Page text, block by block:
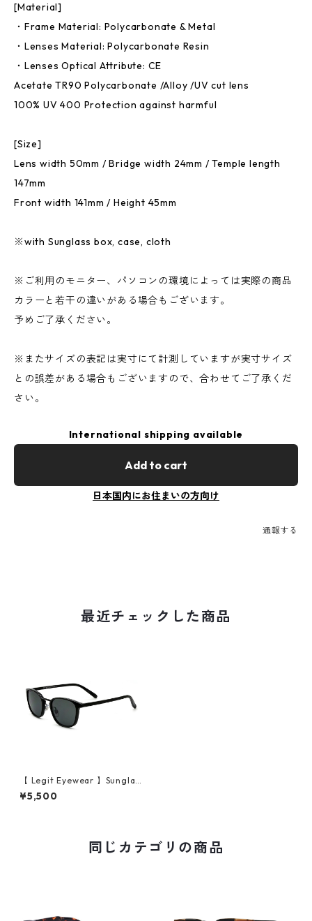
[Material]
・Frame Material: Polycarbonate & Metal
・Lenses Material: Polycarbonate Resin
・Lenses Optical Attribute: CE
Acetate TR90 Polycarbonate /Alloy /UV cut lens
100% UV 400 Protection against harmful
[Size]
Lens width 50mm / Bridge width 24mm / Temple length
147mm
Front width 141mm / Height 45mm
※with Sunglass box, case, cloth
※ご利用のモニター、パソコンの環境によっては実際の商品
カラーと若干の違いがある場合もございます。
予めご了承ください。
※またサイズの表記は実寸にて計測していますが実寸サイズ
との誤差がある場合もございますので、合わせてご了承くだ
さい。
International shipping available
Add to cart
日本国内にお住まいの方向け
通報する
最近チェックした商品
【 Legit Eyewear 】Sunglas
ses Shotoku (Black/Smoke)
¥5,500
同じカテゴリの商品